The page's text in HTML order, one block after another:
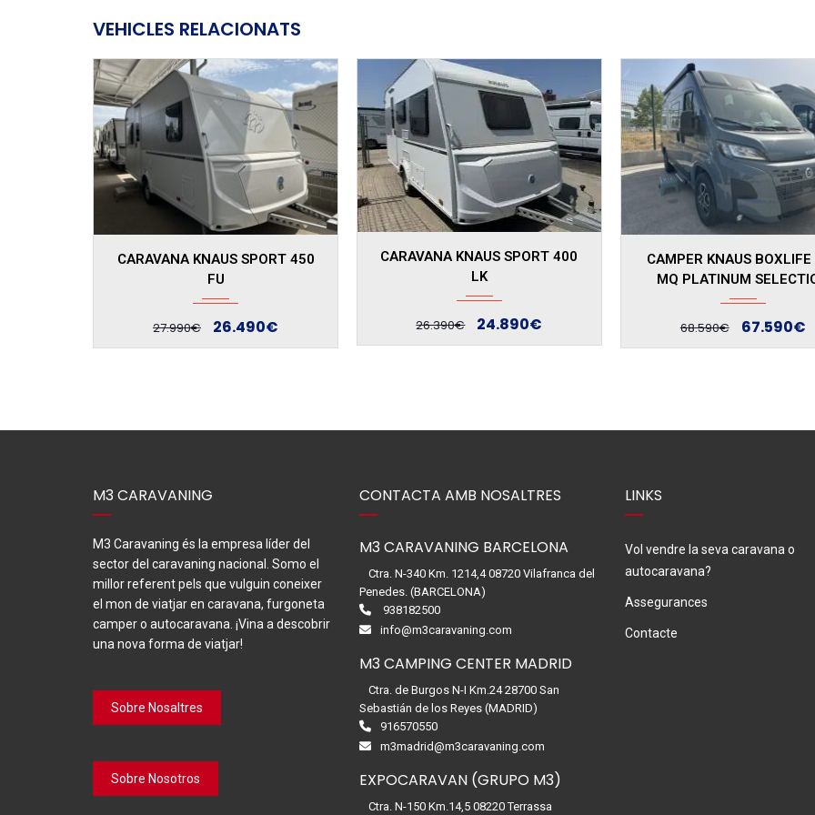
VEHICLES RELACIONATS
CARAVANA KNAUS SPORT 400
LK
26.390€ 24.890€
Autom...
CAMPER KNAUS BOXLIFE 540
MQ PLATINUM SELECTION
68.590€ 67.590€
Manua...
CAMPER KNAUS
MQ
77.443€ 73.443€
M3 CARAVANING
M3 Caravaning és la empresa líder del
sector del caravaning nacional. Somo el
millor referent pels que vulguin coneixer
el mon de viatjar en caravana, furgoneta
camper o autocaravana. ¡Vina a descobrir
una nova forma de viatjar!
Sobre Nosaltres
Sobre Nosotros
CONTACTA AMB NOSALTRES
M3 CARAVANING BARCELONA
Ctra. N-340 Km. 1214,4 08720 Vilafranca del
Penedes. (BARCELONA)
938182500
info@m3caravaning.com
M3 CAMPING CENTER MADRID
Ctra. de Burgos N-I Km.24 28700 San
Sebastián de los Reyes (MADRID)
916570550
m3madrid@m3caravaning.com
EXPOCARAVAN (GRUPO M3)
Ctra. N-150 Km.14,5 08220 Terrassa
LINKS
Vol vendre la seva caravana o
autocaravana?
Assegurances
Contacte